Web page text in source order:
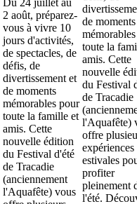
Du 24 juillet au
2 août, préparez-
vous à vivre 10
jours d'activités,
de spectacles, de
défis, de
divertissement et
de moments
mémorables pour
toute la famille et
amis. Cette
nouvelle édition
du Festival d'été
de Tracadie
(anciennement
l'Aquafête) vous
de moments
toute la
amis. Cette
nouvelle
du Festival
de Tracadie
l'Aquafête)
offre
expériences
estivales
profiter
pleinement
l'été.